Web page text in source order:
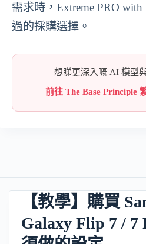
需求時，Extreme PRO
過的採購選擇。
想睇更深入嘅 AI 模型
前往 The Base Principle
【教學】購買
Galaxy Flip 7 / 7